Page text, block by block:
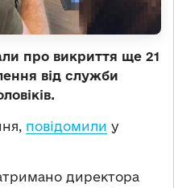
про викриття ще 21
від служби
повідомили у
директора